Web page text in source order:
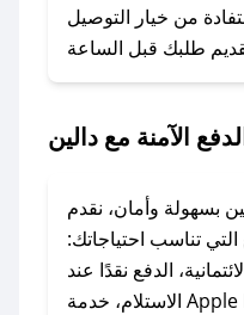
### كيفية استخدام كود خصم دالين؟
1. انسخ كود الخصم من تطبيق صحصح.
2. الصقه في خانة الدفع عند التسوق من دالين.
### ماذا أفعل إذا لم يعمل كود الخصم؟
أو البريد الإلكتروني،
في أسرع وقت ممكن.
### ماذا أفعل إذا لم أجد كود خصم لمتجري
من خيار التوصيل
الآمنة مع دالين
بسهولة وأمان، نقدم
تناسب احتياجاتك:
الدفع نقدًا عند
الاستلام، خدمة Apple Pay، بالإضافة إلى إمكانية